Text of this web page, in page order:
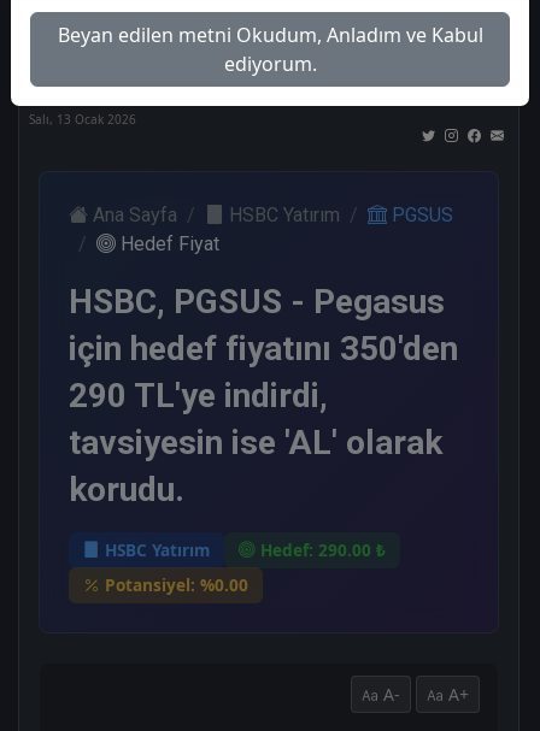
1
Salı, 13 Ocak 2026
Ana Sayfa HSBC Yatırım
PGSUS
Hedef Fiyat
HSBC, PGSUS - Pegasus
için hedef fiyatını 350'den
290 TL'ye indirdi,
tavsiyesin ise 'AL' olarak
korudu.
HSBC Yatırım
Hedef: 290.00 ₺
Potansiyel: %0.00
A- A+
Beyan edilen metni Okudum, Anladım ve Kabul
ediyorum.